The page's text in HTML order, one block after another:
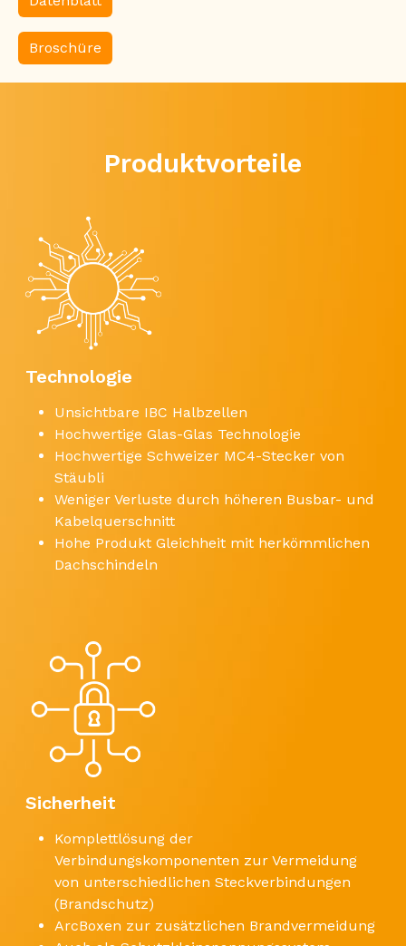
Broschüre
Produktvorteile
Technologie
Unsichtbare IBC Halbzellen
Hochwertige Glas-Glas Technologie
Hochwertige Schweizer MC4-Stecker von
Stäubli
Weniger Verluste durch höheren Busbar- und
Kabelquerschnitt
Hohe Produkt Gleichheit mit herkömmlichen
Dachschindeln
Sicherheit
Komplettlösung der
Verbindungskomponenten zur Vermeidung
von unterschiedlichen Steckverbindungen
(Brandschutz)
ArcBoxen zur zusätzlichen Brandvermeidung